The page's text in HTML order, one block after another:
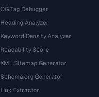
OG Tag Debugger
Heading Analyzer
Keyword Density Analyzer
Readability Score
XML Sitemap Generator
Schema.org Generator
Link Extractor